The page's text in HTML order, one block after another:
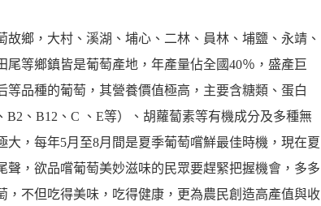
故鄉，大村、溪湖、埔心、二林、員林、埔鹽、永靖、
尾等鄉鎮皆是葡萄產地，年產量佔全國40％，盛產巨
等品種的葡萄，其營養價值極高，主要含糖類、蛋白
B2、B12、C 、E等）、胡蘿蔔素等有機成分及多種無
大，每年5月至8月間是夏季葡萄嚐鮮最佳時機，現在夏
聲，欲品嚐葡萄美妙滋味的民眾要趕緊把握機會，多多
，不但吃得美味，吃得健康，更為農民創造高產值與收